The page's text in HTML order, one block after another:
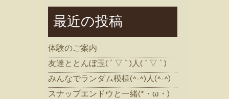
最近の投稿
体験のご案内
友達ととんぼ玉( ´ ▽ ` )人( ´ ▽ ` )
みんなでランダム模様(^-^)人(^-^)
スナップエンドウと一緒(*・ω・)